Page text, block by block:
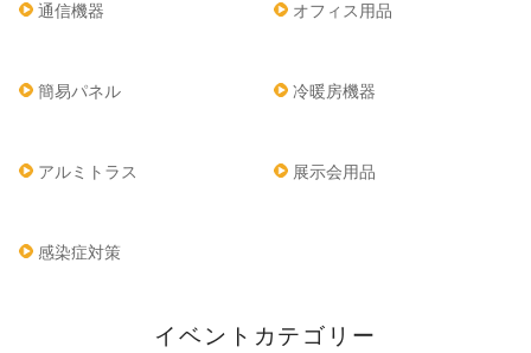
通信機器 オフィス用品
簡易パネル 冷暖房機器
アルミトラス 展示会用品
感染症対策
イベントカテゴリー